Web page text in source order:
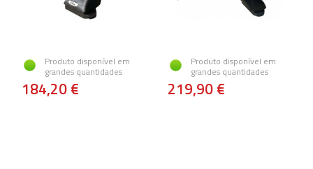
Produto disponível em
grandes quantidades
184,20 €
Produto disponível em
grandes quantidades
219,90 €